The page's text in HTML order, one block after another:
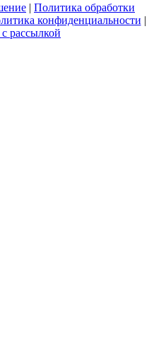
| Политика обработки
конфиденциальности |
рассылкой